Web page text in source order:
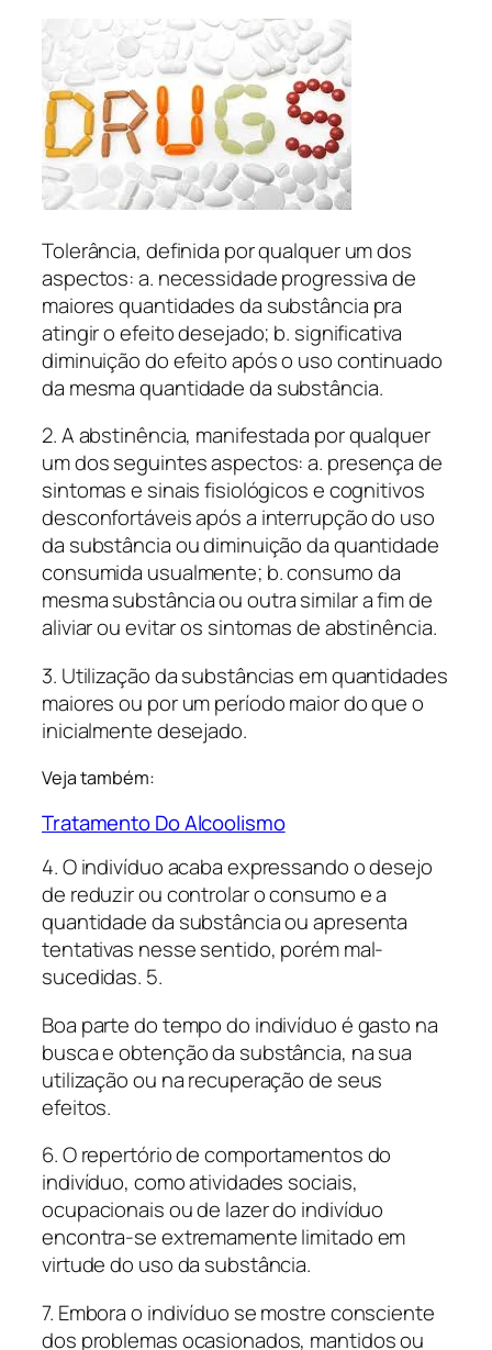
Tolerância, definida por qualquer um dos
aspectos: a. necessidade progressiva de
maiores quantidades da substância pra
atingir o efeito desejado; b. significativa
diminuição do efeito após o uso continuado
da mesma quantidade da substância.
2. A abstinência, manifestada por qualquer
um dos seguintes aspectos: a. presença de
sintomas e sinais fisiológicos e cognitivos
desconfortáveis após a interrupção do uso
da substância ou diminuição da quantidade
consumida usualmente; b. consumo da
mesma substância ou outra similar a fim de
aliviar ou evitar os sintomas de abstinência.
3. Utilização da substâncias em quantidades
maiores ou por um período maior do que o
inicialmente desejado.
Veja também:
Tratamento Do Alcoolismo
4. O indivíduo acaba expressando o desejo
de reduzir ou controlar o consumo e a
quantidade da substância ou apresenta
tentativas nesse sentido, porém mal-
sucedidas. 5.
Boa parte do tempo do indivíduo é gasto na
busca e obtenção da substância, na sua
utilização ou na recuperação de seus
efeitos.
6. O repertório de comportamentos do
indivíduo, como atividades sociais,
ocupacionais ou de lazer do indivíduo
encontra-se extremamente limitado em
virtude do uso da substância.
7. Embora o indivíduo se mostre consciente
dos problemas ocasionados, mantidos ou